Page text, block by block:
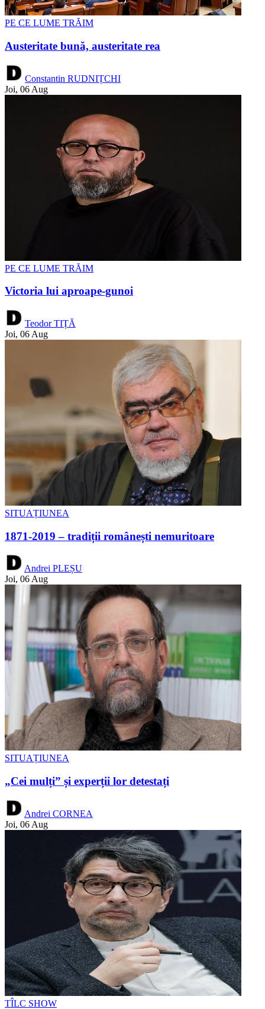
PE CE LUME TRĂIM
Austeritate bună, austeritate rea
Constantin RUDNIȚCHI
Joi, 06 Aug
PE CE LUME TRĂIM
Victoria lui aproape-gunoi
Teodor TIȚĂ
Joi, 06 Aug
SITUAȚIUNEA
1871-2019 – tradiții românești nemuritoare
Andrei PLEȘU
Joi, 06 Aug
SITUAȚIUNEA
„Cei mulți” și experții lor detestați
Andrei CORNEA
Joi, 06 Aug
TÎLC SHOW